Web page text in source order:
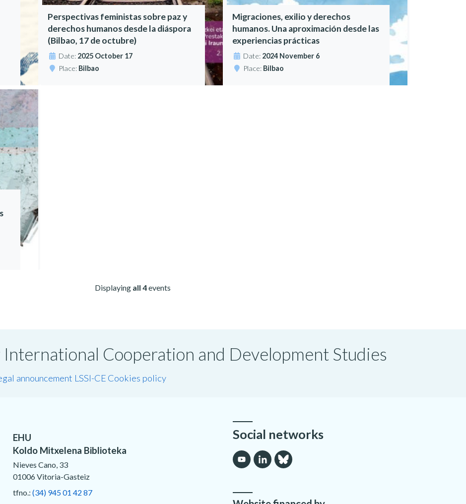
Perspectivas feministas sobre paz y
derechos humanos desde la diáspora
(Bilbao, 17 de octubre)
Date: 2025 October 17
Place: Bilbao
Migraciones, exilio y derechos
humanos. Una aproximación desde las
experiencias prácticas
Date: 2024 November 6
Place: Bilbao
Displaying all 4events
Cooperation and Development Studies
announcement LSSI-CE Cookies policy
EHU
Koldo Mitxelena Biblioteka
Nieves Cano, 33
01006 Vitoria-Gasteiz
tfno.: (34) 945 01 42 87
Social networks